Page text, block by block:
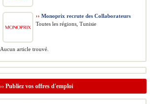
›› Monoprix recrute des Collaborateurs
Toutes les régions, Tunisie
Aucun article trouvé.
›› Publiez vos offres d'emploi